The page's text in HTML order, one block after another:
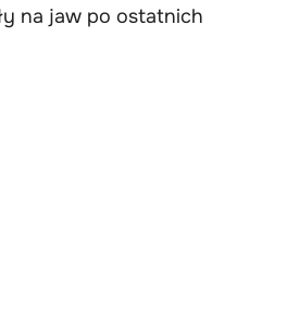
na jaw po ostatnich